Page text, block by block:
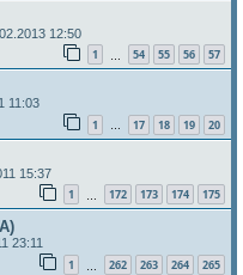
12:50
1 54 55 56 57
11:03
1 … 17 18 19 20
15:37
1 172 173 174 175
23:11
1 262 263 264 265